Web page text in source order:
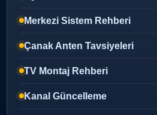
Merkezi Sistem Rehberi
Çanak Anten Tavsiyeleri
TV Montaj Rehberi
Kanal Güncelleme